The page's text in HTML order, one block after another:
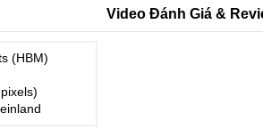
(HBM)
Video Đánh Giá &